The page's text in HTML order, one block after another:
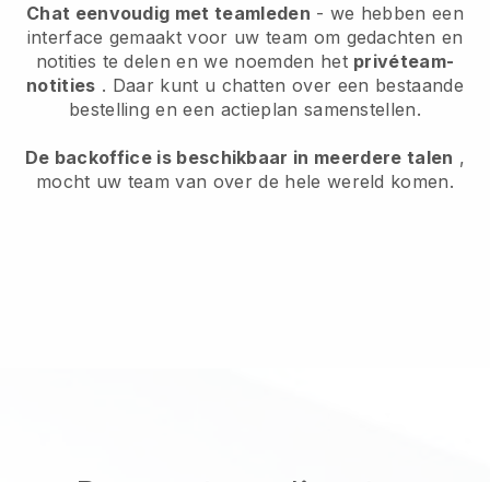
Chat eenvoudig met teamleden - we hebben een
interface gemaakt voor uw team om gedachten en
notities te delen en we noemden het privéteam-
notities . Daar kunt u chatten over een bestaande
bestelling en een actieplan samenstellen.
De backoffice is beschikbaar in meerdere talen ,
mocht uw team van over de hele wereld komen.